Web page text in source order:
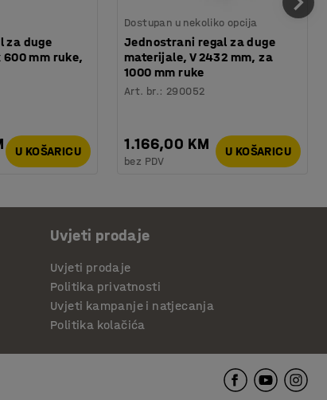
za duge
mm ruke,
U KOŠARICU
Dostupan u nekoliko opcija
Jednostrani regal za duge
materijale, V 2432 mm, za
1000 mm ruke
Art. br.: 290052
1.166,00 KM
bez PDV
U KOŠARICU
Uvjeti prodaje
Uvjeti prodaje
Politika privatnosti
Uvjeti kampanje i natjecanja
Politika kolačića